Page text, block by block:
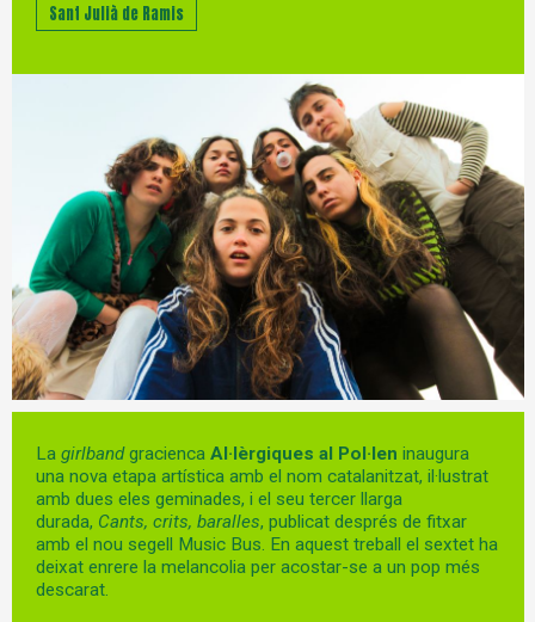
Sant Julià de Ramis
Diapositiva 1 de 1
La girlbandgracienca Al·lèrgiques al Pol·len inaugura
una nova etapa artística amb el nom catalanitzat, il·lustrat
amb dues eles geminades, i el seu tercer llarga
durada, Cants, crits, baralles, publicat després de fitxar
amb el nou segell Music Bus. En aquest treball el sextet ha
deixat enrere la melancolia per acostar-se a un pop més
descarat.